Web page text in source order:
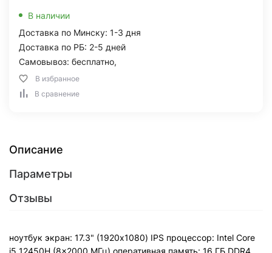
В наличии
Доставка по Минску: 1-3 дня
Доставка по РБ: 2-5 дней
Самовывоз: бесплатно,
В избранное
В сравнение
Описание
Параметры
Отзывы
ноутбук экран: 17.3" (1920x1080) IPS процессор: Intel Core
i5 12450H (8x2000 МГц) оперативная память: 16 ГБ DDR4